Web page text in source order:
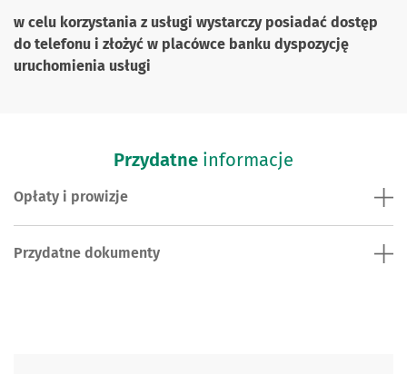
w celu korzystania z usługi wystarczy posiadać dostęp
do telefonu i złożyć w placówce banku dyspozycję
uruchomienia usługi
Przydatne informacje
Opłaty i prowizje
Przydatne dokumenty